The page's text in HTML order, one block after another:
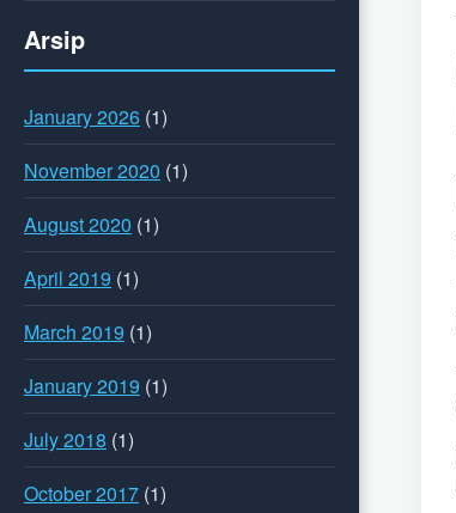
Arsip
January 2026 (1)
November 2020 (1)
August 2020 (1)
April 2019 (1)
March 2019 (1)
January 2019 (1)
July 2018 (1)
October 2017 (1)